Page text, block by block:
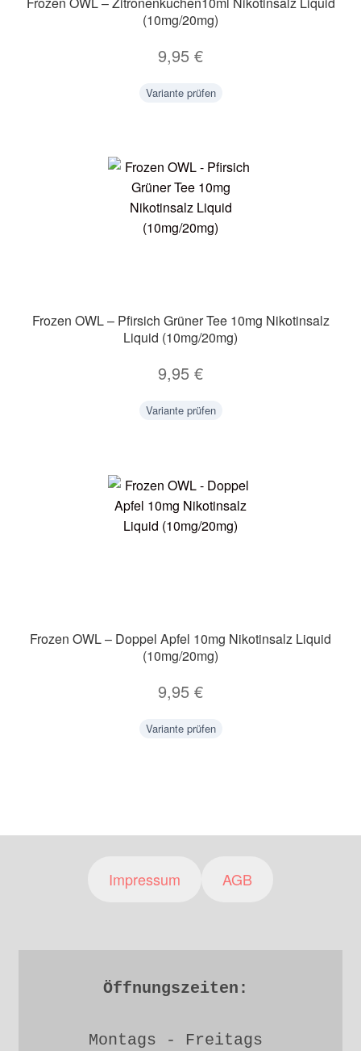
(10mg/20mg)
9,95 €
Variante prüfen
Frozen OWL – Pfirsich Grüner Tee 10mg Nikotinsalz
Liquid (10mg/20mg)
9,95 €
Variante prüfen
Frozen OWL – Doppel Apfel 10mg Nikotinsalz Liquid
(10mg/20mg)
9,95 €
Variante prüfen
Impressum AGB
Öffnungszeiten:
Montags - Freitags